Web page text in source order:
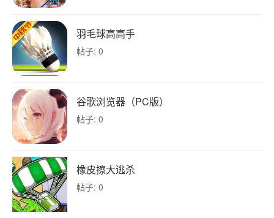
羽毛球高高手
帖子: 0
谷歌浏览器（PC版）
帖子: 0
橡皮擦大逃杀
帖子: 0